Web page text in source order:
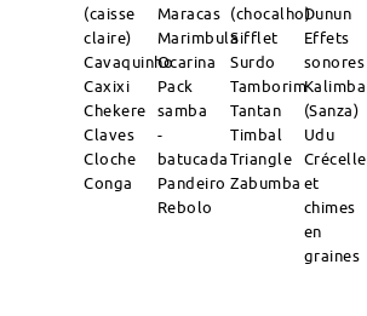
(caisse
claire)
Cavaquinho
Caxixi
Chekere
Claves
Cloche
Conga
Maracas
Marimbula
Ocarina
Pack
samba
-
batucada
Pandeiro
Rebolo
(chocalho)
Sifflet
Surdo
Tamborim
Tantan
Timbal
Triangle
Zabumba
Dunun
Effets
sonores
Kalimba
(Sanza)
Udu
Crécelle
et
chimes
en
graines